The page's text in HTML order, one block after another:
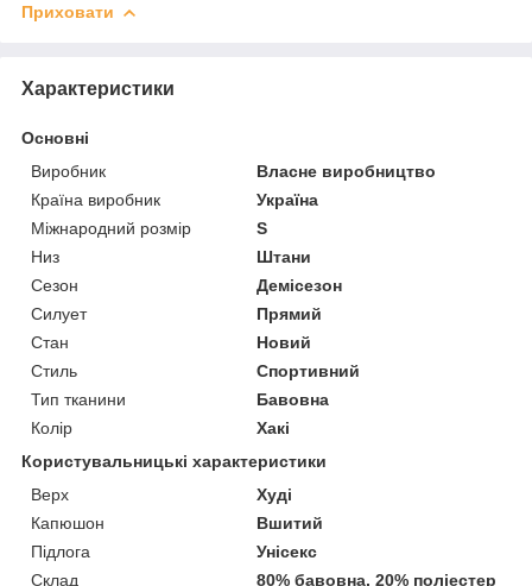
Приховати
Характеристики
Основні
Виробник
Власне виробництво
Країна виробник
Україна
Міжнародний розмір
S
Низ
Штани
Сезон
Демісезон
Силует
Прямий
Стан
Новий
Стиль
Спортивний
Тип тканини
Бавовна
Колір
Хакі
Користувальницькі характеристики
Верх
Худі
Капюшон
Вшитий
Підлога
Унісекс
Склад
80% бавовна, 20% поліестер